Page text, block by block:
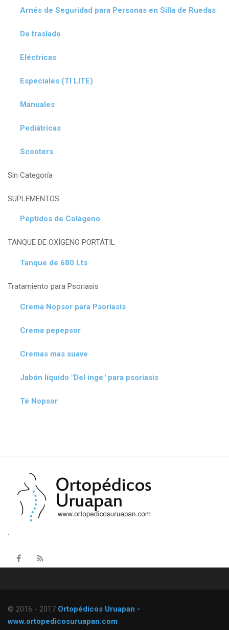
Arnés de Seguridad para Personas en Silla de Ruedas
De traslado
Eléctricas
Especiales (TI LITE)
Manuales
Pediátricas
Scooters
Sin Categoría
SUPLEMENTOS
Péptidos de Colágeno
TANQUE DE OXÍGENO PORTÁTIL
Tanque de 680 Lts
Tratamiento para Psoriasis
Crema Nopsor para Psoriasis
Crema pepepsor
Cremas mas suave
Jabón líquido "Del inge" para psoriasis
Té Nopsor
© 2016 - 2017 Ortopédicos Uruapan -
www.ortopedicosuruapan.com